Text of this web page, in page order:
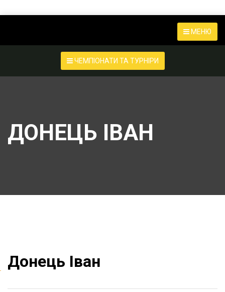
МЕНЮ
ЧЕМПІОНАТИ ТА ТУРНІРИ
ДОНЕЦЬ ІВАН
Донець Іван